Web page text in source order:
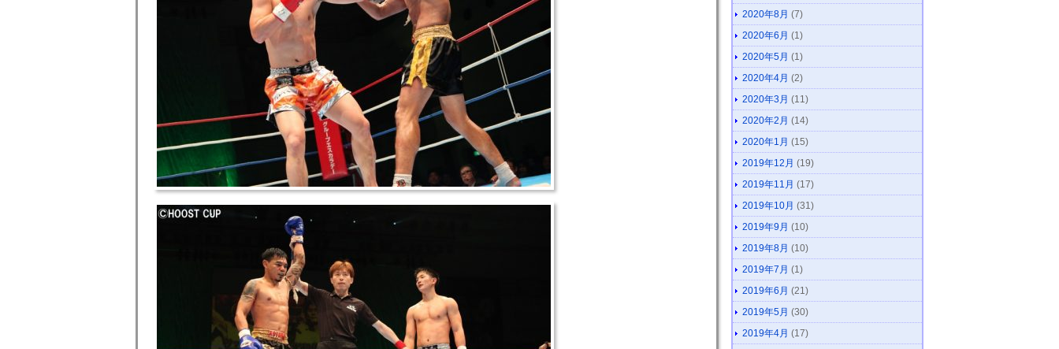
2020年8月 (7)
2020年6月 (1)
2020年5月 (1)
2020年4月 (2)
2020年3月 (11)
2020年2月 (14)
2020年1月 (15)
2019年12月 (19)
2019年11月 (17)
2019年10月 (31)
2019年9月 (10)
2019年8月 (10)
2019年7月 (1)
2019年6月 (21)
2019年5月 (30)
2019年4月 (17)